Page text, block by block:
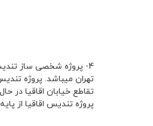
4- پروژه شخصی ساز تندیس اقاقیا چهارمین پروژه است که برخلاف سه پروژه قبلی
پروژه تندیس اقاقیا از پایه 120.000.000 تومان و 130.000.000 تومان بسته به مرغوبیت واحد مسکونی و ظریب طبقات 2.5 نت 3.5 درصدمیباشد